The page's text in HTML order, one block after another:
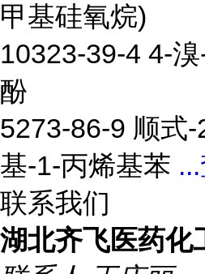
甲基硅氧烷)
10323-39-4 4-
酚
5273-86-9 顺式
基-1-丙烯基苯 ...
联系我们
湖北齐飞医药化